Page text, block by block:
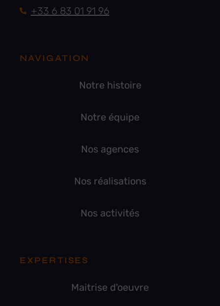
+33 6 83 01 91 96
NAVIGATION
Notre histoire
Notre équipe
Nos agences
Nos réalisations
Nos activités
EXPERTISES
Maitrise d'oeuvre